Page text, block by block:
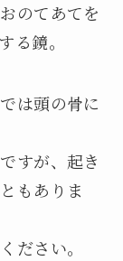
のてあてを
る鏡。
は頭の骨に
すが、起き
もありま
ださい。